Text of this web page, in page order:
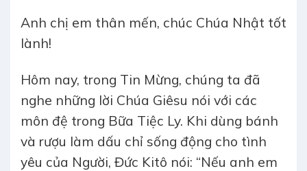
Anh chị em thân mến, chúc Chúa Nhật tốt
lành!
Hôm nay, trong Tin Mừng, chúng ta đã
nghe những lời Chúa Giêsu nói với các
môn đệ trong Bữa Tiệc Ly. Khi dùng bánh
và rượu làm dấu chỉ sống động cho tình
yêu của Người, Đức Kitô nói: “Nếu anh em